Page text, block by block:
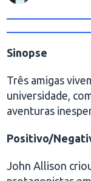
Sinopse
Três amigas
universidade,
aventuras
Positivo/
John Allison